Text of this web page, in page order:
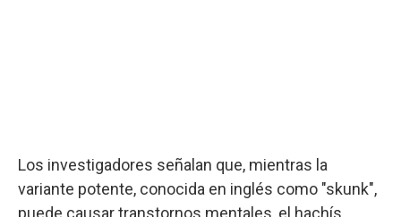
Los investigadores señalan que, mientras la
variante potente, conocida en inglés como "skunk",
puede causar transtornos mentales, el hachís